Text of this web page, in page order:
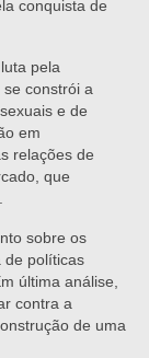
conquista de
pela
constrói a
e de
em
relações de
que
sobre os
de políticas
última análise,
contra a
de uma